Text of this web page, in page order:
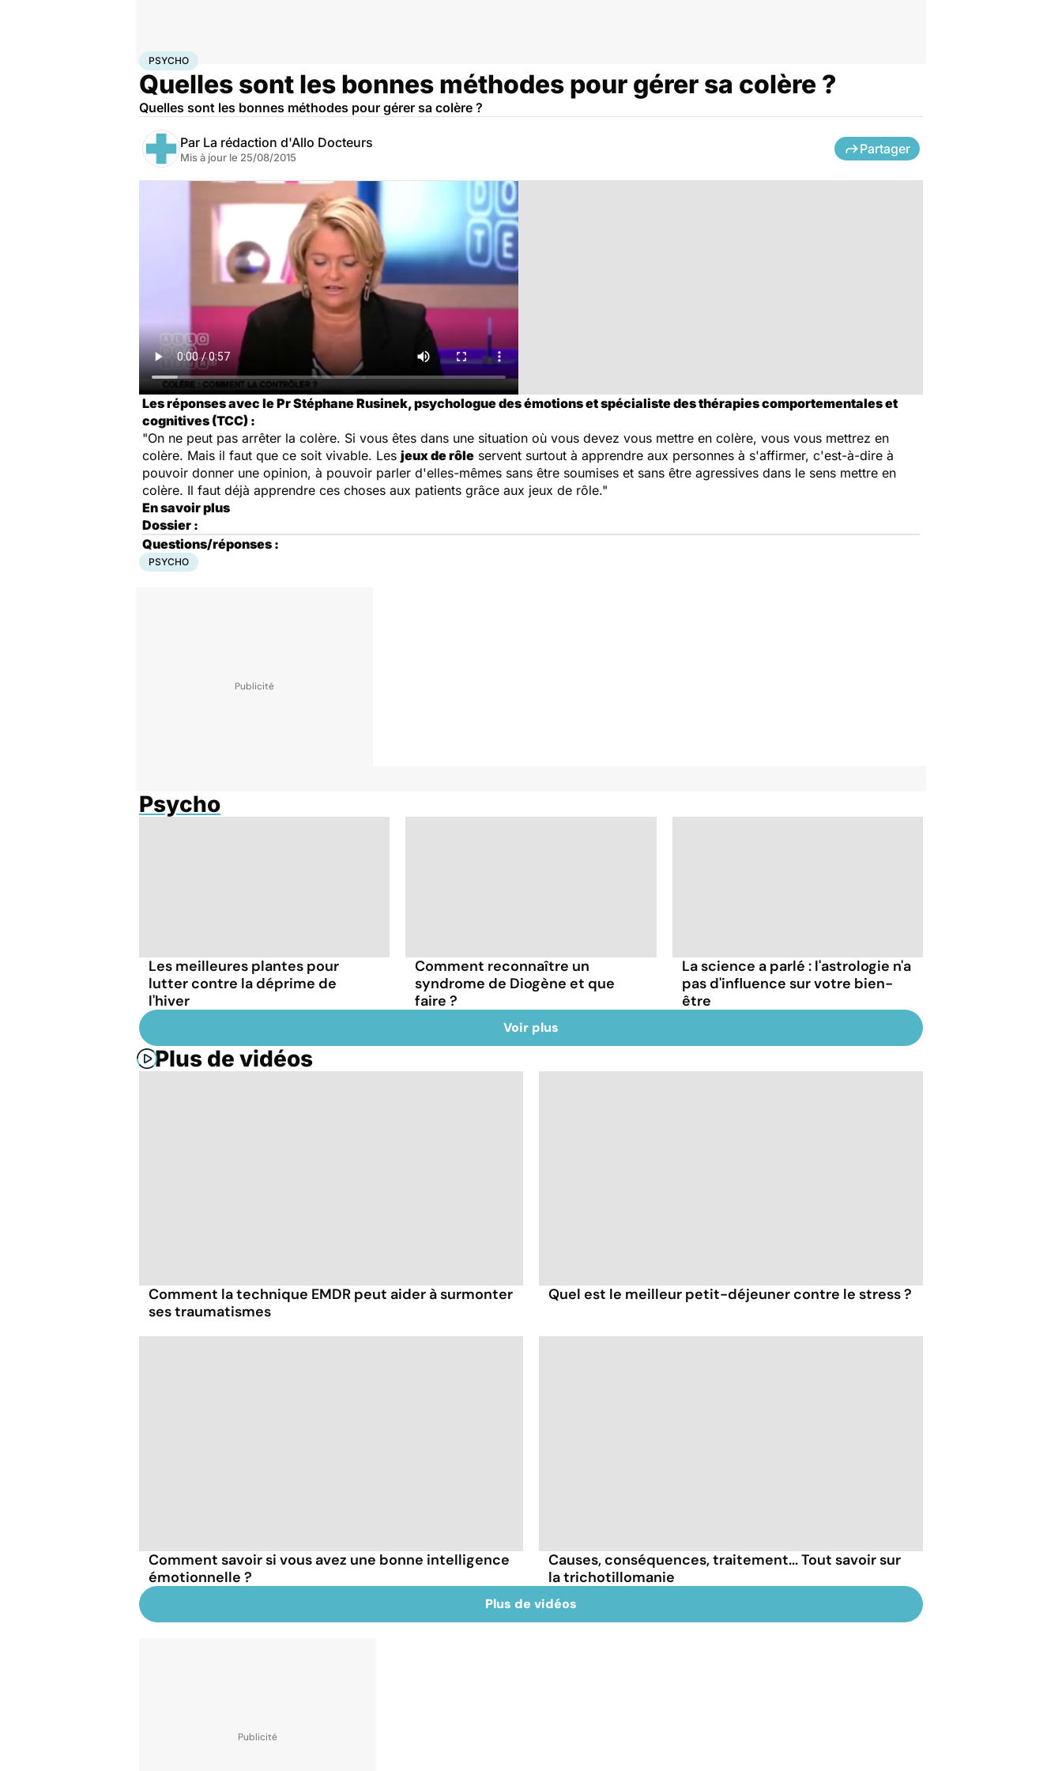
AccueilBien-être
PSYCHO
Quelles sont les bonnes méthodes pour gérer sa colère ?
Quelles sont les bonnes méthodes pour gérer sa colère ?
Par La rédaction d'Allo Docteurs
Mis à jour le 25/08/2015
Partager
Les réponses avec le Pr Stéphane Rusinek, psychologue des émotions et spécialiste des thérapies comportementales et
cognitives (TCC) :
"On ne peut pas arrêter la colère. Si vous êtes dans une situation où vous devez vous mettre en colère, vous vous mettrez en
colère. Mais il faut que ce soit vivable. Les jeux de rôle servent surtout à apprendre aux personnes à s'affirmer, c'est-à-dire à
pouvoir donner une opinion, à pouvoir parler d'elles-mêmes sans être soumises et sans être agressives dans le sens mettre en
colère. Il faut déjà apprendre ces choses aux patients grâce aux jeux de rôle."
En savoir plus
Dossier :
Questions/réponses :
PSYCHO
Psycho
Les meilleures plantes pour
lutter contre la déprime de
l'hiver
Comment reconnaître un
syndrome de Diogène et que
faire ?
La science a parlé : l'astrologie n'a
pas d'influence sur votre bien-
être
Voir plus
Plus de vidéos
Comment la technique EMDR peut aider à surmonter
ses traumatismes
Quel est le meilleur petit-déjeuner contre le stress ?
Comment savoir si vous avez une bonne intelligence
émotionnelle ?
Causes, conséquences, traitement... Tout savoir sur
la trichotillomanie
Plus de vidéos